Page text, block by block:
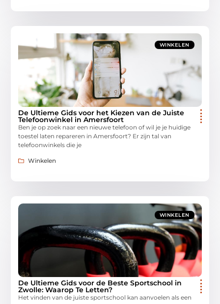
WINKELEN
De Ultieme Gids voor het Kiezen van de Juiste
Telefoonwinkel in Amersfoort
Ben je op zoek naar een nieuwe telefoon of wil je je huidige
toestel laten repareren in Amersfoort? Er zijn tal van
telefoonwinkels die je
Winkelen
WINKELEN
De Ultieme Gids voor de Beste Sportschool in
Zwolle: Waarop Te Letten?
Het vinden van de juiste sportschool kan aanvoelen als een